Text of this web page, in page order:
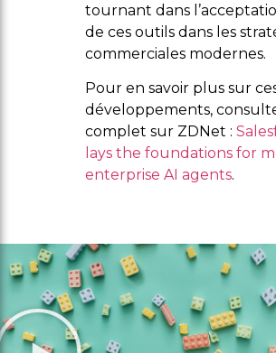
tournant dans
de ces outils dans les
commerciales modernes.
Pour en savoir plus sur
développements,
complet sur ZDNet :
lays the foundations for
enterprise AI agents.